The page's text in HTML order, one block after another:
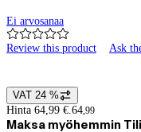
Ei arvosanaa
Review this product Ask
Price details
VAT 24 %
Hinta 64,99 €. 64,99
Maksa myöhemmin